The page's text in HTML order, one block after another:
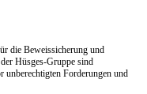
die Beweissicherung und
Hüsges-Gruppe sind
unberechtigten Forderungen und